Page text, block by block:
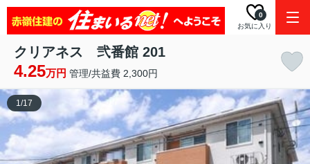
お気に入り
0
クリアネス 弐番館 201
4.25万円 管理/共益費 2,300円
1/17